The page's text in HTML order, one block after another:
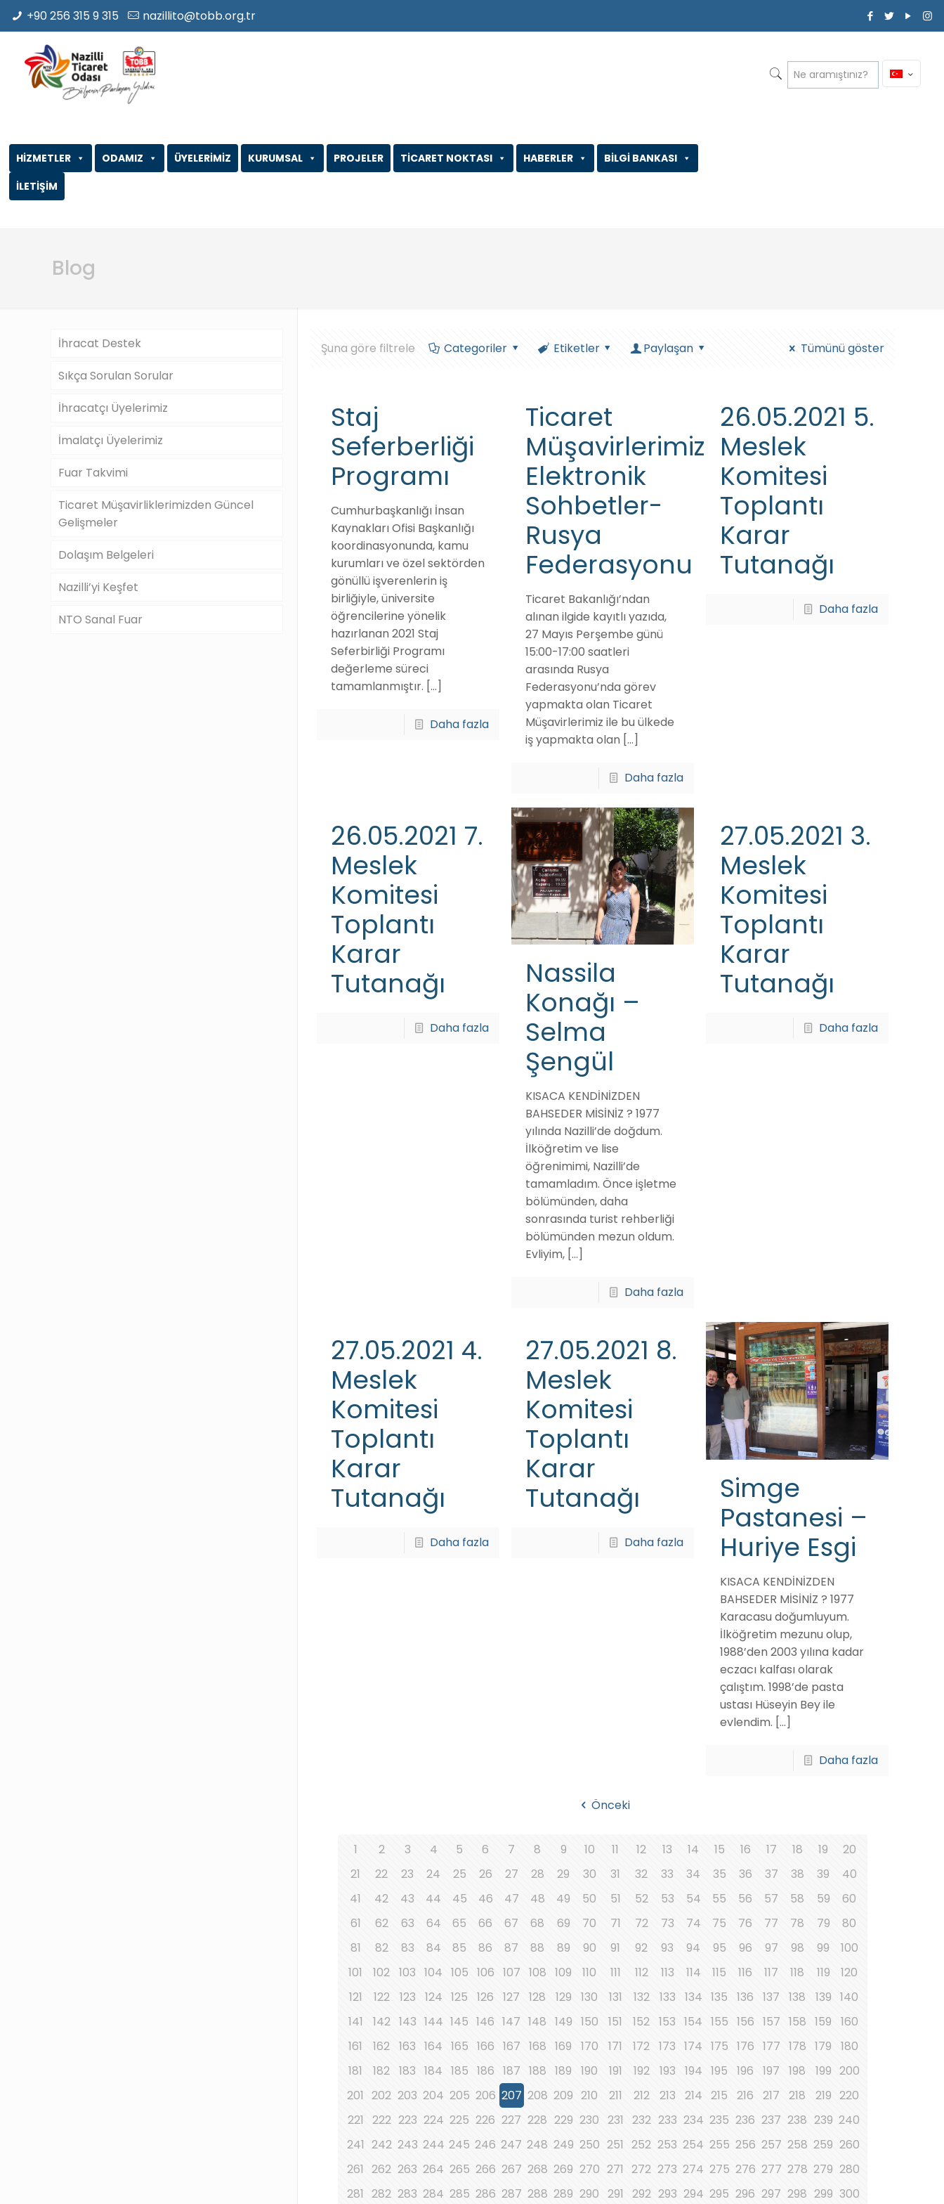
+90 256 315 9 315 nazillito@tobb.org.tr
ODAMIZ
HİZMETLER ÜYELERİMİZ KURUMSAL PROJELER TİCARET NOKTASI HABERLER
BİLGİ BANKASI
İLETİŞİM
Blog
Şuna göre filtrele Categoriler Etiketler Paylaşan Tümünü göster
Staj
Seferberliği
Programı
Cumhurbaşkanlığı İnsan
Kaynakları Ofisi Başkanlığı
koordinasyonunda, kamu
kurumları ve özel sektörden
gönüllü işverenlerin iş
birliğiyle, üniversite
öğrencilerine yönelik
hazırlanan 2021 Staj
Seferbirliği Programı
değerleme süreci
tamamlanmıştır. […]
Daha fazla
Ticaret
Müşavirlerimizle
Elektronik
Sohbetler-
Rusya
Federasyonu
Ticaret Bakanlığı’ndan
alınan ilgide kayıtlı yazıda,
27 Mayıs Perşembe günü
15:00-17:00 saatleri
arasında Rusya
Federasyonu’nda görev
yapmakta olan Ticaret
Müşavirlerimiz ile bu ülkede
iş yapmakta olan […]
Daha fazla
26.05.2021 5.
Meslek
Komitesi
Toplantı
Karar
Tutanağı
Daha fazla
26.05.2021 7.
Meslek
Komitesi
Toplantı
Karar
Tutanağı
Daha fazla
Nassila
Konağı –
Selma
Şengül
KISACA KENDİNİZDEN
BAHSEDER MİSİNİZ ? 1977
yılında Nazilli’de doğdum.
İlköğretim ve lise
öğrenimimi, Nazilli’de
tamamladım. Önce işletme
bölümünden, daha
sonrasında turist rehberliği
bölümünden mezun oldum.
Evliyim,[…]
Daha fazla
27.05.2021 3.
Meslek
Komitesi
Toplantı
Karar
Tutanağı
Daha fazla
27.05.2021 4.
Meslek
Komitesi
Toplantı
Karar
Tutanağı
Daha fazla
27.05.2021 8.
Meslek
Komitesi
Toplantı
Karar
Tutanağı
Daha fazla
Simge
Pastanesi –
Huriye Esgi
KISACA KENDİNİZDEN
BAHSEDER MİSİNİZ ? 1977
Karacasu doğumluyum.
İlköğretim mezunu olup,
1988’den 2003 yılına kadar
eczacı kalfası olarak
çalıştım. 1998’de pasta
ustası Hüseyin Bey ile
evlendim. […]
Daha fazla
Önceki
1 2 3 4 5 6 7 8 9 10 11 12 13 14 15 16 17 18 19
20
21
22 23 24 25 26 27 28 29 30 31 32 33 34 35 36 37 38 39
40
41
42 43 44 45 46 47 48 49 50 51 52 53 54 55 56 57 58 59
60
61
62 63 64 65 66 67 68 69 70 71 72 73 74 75 76 77 78 79
80
81
82 83 84 85 86 87 88 89 90 91 92 93 94 95 96 97 98 99
100
101
102 103 104 105 106 107 108 109 110 111 112 113 114 115 116 117 118 119
120
121
122 123 124 125 126 127 128 129 130 131 132 133 134 135 136 137 138 139 140
141
142 143 144 145 146 147 148 149 150 151 152 153 154 155 156 157 158 159
160
161
162 163 164 165 166 167 168 169 170 171 172 173 174 175 176 177 178 179
180
181
182 183 184 185 186 187 188 189 190 191 192 193 194 195 196 197 198 199 200
201 202 203 204 205 206 207 208 209 210 211 212 213 214 215 216 217 218 219 220
221
222 223 224 225 226 227 228 229 230 231 232 233 234 235 236 237 238 239 240
241 242 243 244 245 246 247 248 249 250 251 252 253 254 255 256 257 258 259 260
261 262 263 264 265 266 267 268 269 270 271 272 273 274 275 276 277 278 279 280
281 282 283 284 285 286 287 288 289 290 291 292 293 294 295 296 297 298 299 300
İhracat Destek
Sıkça Sorulan Sorular
İhracatçı Üyelerimiz
İmalatçı Üyelerimiz
Fuar Takvimi
Ticaret Müşavirliklerimizden Güncel
Gelişmeler
Dolaşım Belgeleri
Nazilli’yi Keşfet
NTO Sanal Fuar